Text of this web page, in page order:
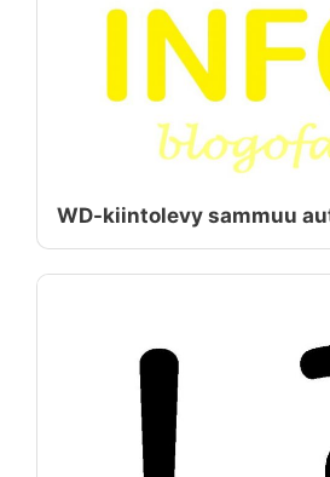
WD-kiintolevy sammuu